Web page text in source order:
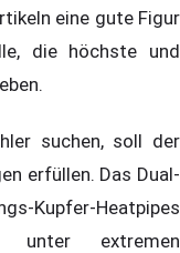
eine gute Figur
die höchste und
suchen, soll der
erfüllen. Das Dual-
Kupfer-Heatpipes
unter extremen